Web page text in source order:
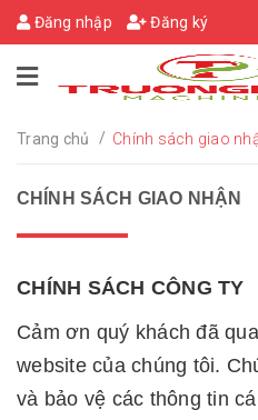
Đăng nhập Đăng ký
Trang chủ / Chính sách giao
CHÍNH SÁCH GIAO NHẬN
CHÍNH SÁCH CÔNG TY
Cảm ơn quý khách đã
website của chúng tôi.
và bảo vệ các thông tin